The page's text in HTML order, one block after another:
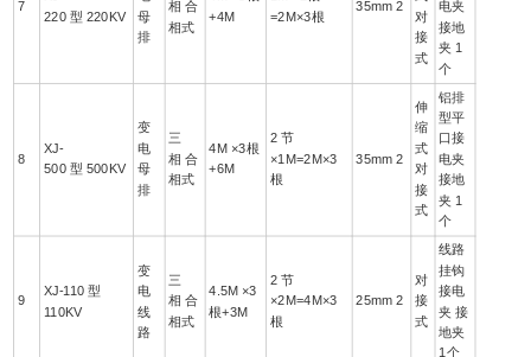
7
220 型 220KV
母
排
相 合
相式
+4M
=2M×3根
35mm 2
对
接
式
电夹
接地
夹 1
个
8
XJ-
500 型 500KV
变
电
母
排
三
相 合
相式
4M ×3根
+6M
2 节
×1M=2M×3
根
35mm 2
伸
缩
式
对
接
式
铝排
型平
口接
电夹
接地
夹 1
个
9
XJ-110 型
110KV
变
电
线
路
三
相 合
相式
4.5M ×3
根+3M
2 节
×2M=4M×3
根
25mm 2
对
接
式
线路
挂钩
接电
夹 接
地夹
1个